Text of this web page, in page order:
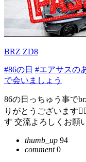
BRZ ZD8
#86の日 #エアサスの
で会いましょう
86の日っちゅう事で
りがとうございます
す 交流よろしくお願
thumb_up 94
comment0